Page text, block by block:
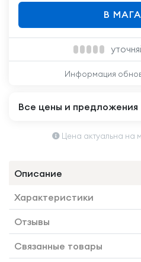
В
Информация
Все цены и предложения
Цена актуальна на
Описание
Характеристики
Отзывы
Связанные товары